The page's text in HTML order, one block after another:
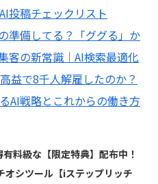
投稿チェックリスト
準備してる？「ググる」か
客の新常識｜AI検索最適化
益で8千人解雇したのか？
AI戦略とこれからの働き方
料級な【限定特典】配布中！
オシツール【iステップリッチ